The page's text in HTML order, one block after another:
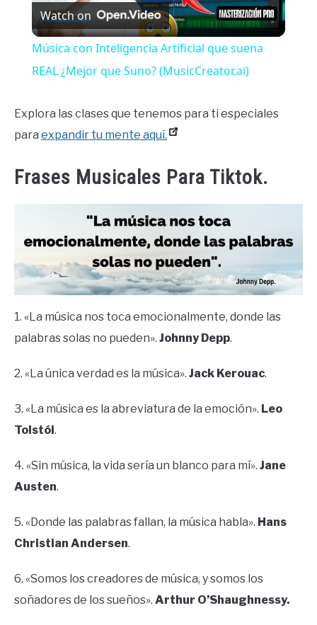
Video
Watch on
Música con Inteligencia Artificial que suena
REAL ¿Mejor que Suno? (MusicCreator.ai)
Explora las clases que tenemos para ti especiales
para expandir tu mente aquí.
Frases Musicales Para Tiktok.
1. «La música nos toca emocionalmente, donde las
palabras solas no pueden». Johnny Depp.
2. «La única verdad es la música». Jack Kerouac.
3. «La música es la abreviatura de la emoción». Leo
Tolstói.
4. «Sin música, la vida sería un blanco para mí». Jane
Austen.
5. «Donde las palabras fallan, la música habla». Hans
Christian Andersen.
6. «Somos los creadores de música, y somos los
soñadores de los sueños». Arthur O’Shaughnessy.